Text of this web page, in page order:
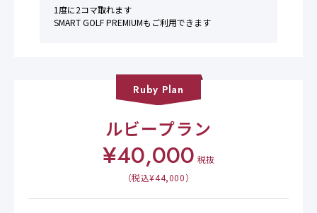
1度に2コマ取れます
SMART GOLF PREMIUMもご利用できます
Ruby Plan
ルビープラン
¥40,000 税抜
（税込¥44,000）